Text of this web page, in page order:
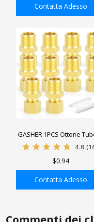
AGGIUNGI ALLA
Maschio
Contatta Adesso
AGGIUNGI ALLA
GASHER 1PCS Ottone
Compressione Tubo
Connettore Maschio
4.8
$0.94
Contatta Adesso